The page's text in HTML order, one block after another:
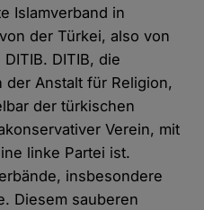
Islamverband in
der Türkei, also von
DITIB, die
Anstalt für Religion,
der türkischen
Verein, mit
linke Partei ist.
insbesondere
Diesem sauberen